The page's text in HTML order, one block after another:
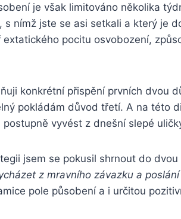
je však limitováno několika
s nímž jste se asi setkali a který je
extatického pocitu osvobození,
konkrétní přispění prvních dvou
pokládám důvod třetí. A na této
postupně vyvést z dnešní slepé
jsem se pokusil shrnout do
z mravního závazku a poslání
pole působení a i určitou